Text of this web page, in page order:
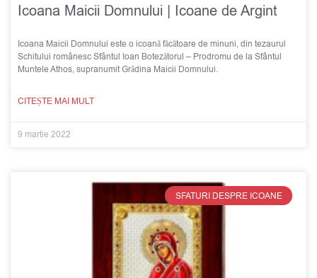
Icoana Maicii Domnului | Icoane de Argint
Icoana Maicii Domnului este o icoană făcătoare de minuni, din tezaurul
Schitului românesc Sfântul Ioan Botezătorul – Prodromu de la Sfântul
Muntele Athos, supranumit Grădina Maicii Domnului.
CITEȘTE MAI MULT
9 martie 2022
SFATURI DESPRE ICOANE